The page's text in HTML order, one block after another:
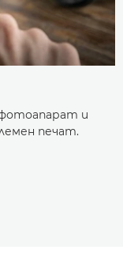
и
печат.